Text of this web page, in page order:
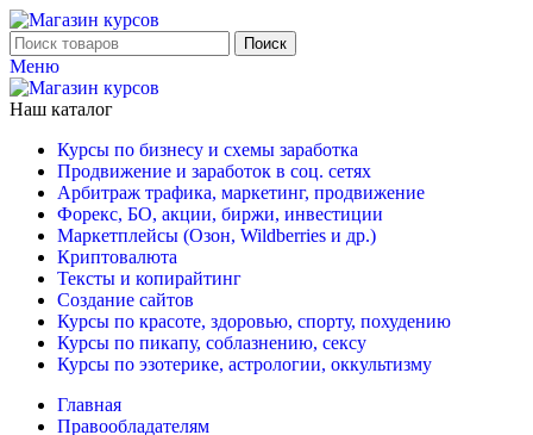
Поиск
Меню
Наш каталог
Курсы по бизнесу и схемы заработка
Продвижение и заработок в соц. сетях
Арбитраж трафика, маркетинг, продвижение
Форекс, БО, акции, биржи, инвестиции
Маркетплейсы (Озон, Wildberries и др.)
Криптовалюта
Тексты и копирайтинг
Создание сайтов
Курсы по красоте, здоровью, спорту, похудению
Курсы по пикапу, соблазнению, сексу
Курсы по эзотерике, астрологии, оккультизму
Главная
Правообладателям